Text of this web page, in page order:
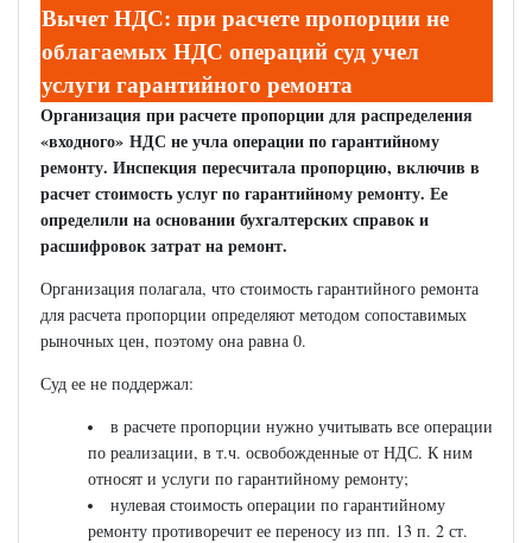
Вычет НДС: при расчете пропорции не
облагаемых НДС операций суд учел
услуги гарантийного ремонта
Организация при расчете пропорции для распределения
«входного» НДС не учла операции по гарантийному
ремонту. Инспекция пересчитала пропорцию, включив в
расчет стоимость услуг по гарантийному ремонту. Ее
определили на основании бухгалтерских справок и
расшифровок затрат на ремонт.
Организация полагала, что стоимость гарантийного ремонта
для расчета пропорции определяют методом сопоставимых
рыночных цен, поэтому она равна 0.
Суд ее не поддержал:
в расчете пропорции нужно учитывать все операции
по реализации, в т.ч. освобожденные от НДС. К ним
относят и услуги по гарантийному ремонту;
нулевая стоимость операции по гарантийному
ремонту противоречит ее переносу из пп. 13 п. 2 ст.